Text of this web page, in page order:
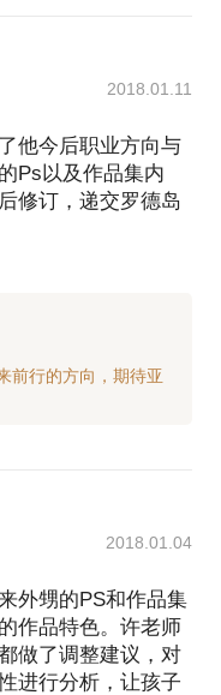
2018.01.11
他今后职业方向与
Ps以及作品集内
修订，递交罗德岛
前行的方向，期待亚
2018.01.04
外甥的PS和作品集
作品特色。许老师
做了调整建议，对
进行分析，让孩子